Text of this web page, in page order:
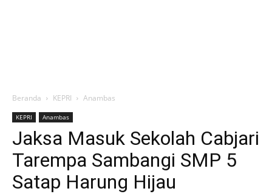
Beranda KEPRI Anambas
KEPRI Anambas
Jaksa Masuk Sekolah Cabjari
Tarempa Sambangi SMP 5
Satap Harung Hijau